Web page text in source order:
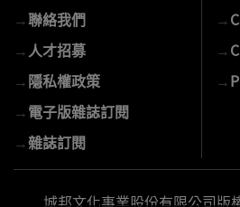
→聯絡我們
→ 人才招募
→隱私權政策
→電子版雜誌訂閱
→雜誌訂閱
→
→
→
城邦文化事業股份有限公司版